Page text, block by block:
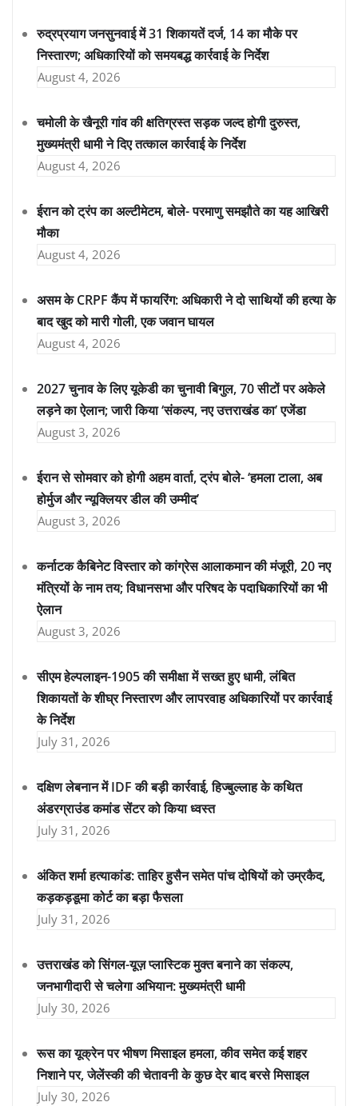
रुद्रप्रयाग जनसुनवाई में 31 शिकायतें दर्ज, 14 का मौके पर
निस्तारण; अधिकारियों को समयबद्ध कार्रवाई के निर्देश
August 4, 2026
चमोली के खैनूरी गांव की क्षतिग्रस्त सड़क जल्द होगी दुरुस्त,
मुख्यमंत्री धामी ने दिए तत्काल कार्रवाई के निर्देश
August 4, 2026
ईरान को ट्रंप का अल्टीमेटम, बोले- परमाणु समझौते का यह आखिरी
मौका
August 4, 2026
असम के CRPF कैंप में फायरिंग: अधिकारी ने दो साथियों की हत्या के
बाद खुद को मारी गोली, एक जवान घायल
August 4, 2026
2027 चुनाव के लिए यूकेडी का चुनावी बिगुल, 70 सीटों पर अकेले
लड़ने का ऐलान; जारी किया ‘संकल्प, नए उत्तराखंड का’ एजेंडा
August 3, 2026
ईरान से सोमवार को होगी अहम वार्ता, ट्रंप बोले- ‘हमला टाला, अब
होर्मुज और न्यूक्लियर डील की उम्मीद’
August 3, 2026
कर्नाटक कैबिनेट विस्तार को कांग्रेस आलाकमान की मंजूरी, 20 नए
मंत्रियों के नाम तय; विधानसभा और परिषद के पदाधिकारियों का भी
ऐलान
August 3, 2026
सीएम हेल्पलाइन-1905 की समीक्षा में सख्त हुए धामी, लंबित
शिकायतों के शीघ्र निस्तारण और लापरवाह अधिकारियों पर कार्रवाई
के निर्देश
July 31, 2026
दक्षिण लेबनान में IDF की बड़ी कार्रवाई, हिज्बुल्लाह के कथित
अंडरग्राउंड कमांड सेंटर को किया ध्वस्त
July 31, 2026
अंकित शर्मा हत्याकांड: ताहिर हुसैन समेत पांच दोषियों को उम्रकैद,
कड़कड़डूमा कोर्ट का बड़ा फैसला
July 31, 2026
उत्तराखंड को सिंगल-यूज़ प्लास्टिक मुक्त बनाने का संकल्प,
जनभागीदारी से चलेगा अभियान: मुख्यमंत्री धामी
July 30, 2026
रूस का यूक्रेन पर भीषण मिसाइल हमला, कीव समेत कई शहर
निशाने पर, जेलेंस्की की चेतावनी के कुछ देर बाद बरसे मिसाइल
July 30, 2026